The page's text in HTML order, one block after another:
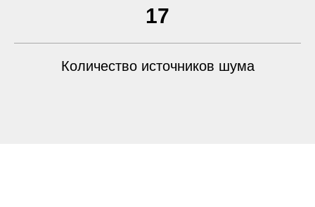
17
Количество источников шума